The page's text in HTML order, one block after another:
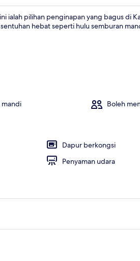
Berbilang Katil, Smoking | Ruang tamu |
ialah pilihan penginapan yang bagus di
hebat seperti hulu semburan
mandi Boleh
Dapur berkongsi
Penyaman udara